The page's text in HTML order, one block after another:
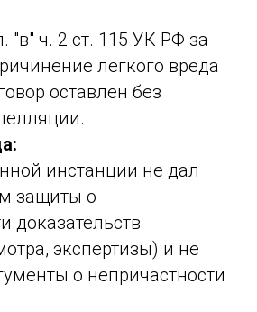
"в" ч. 2 ст. 115 УК РФ за
легкого вреда
оставлен без
инстанции не дал
защиты о
доказательств
экспертизы) и не
о непричастности